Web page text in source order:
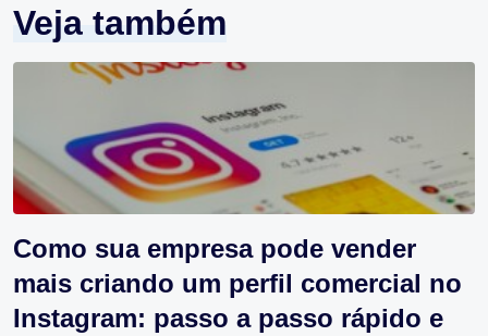
Veja também
Como sua empresa pode vender
mais criando um perfil comercial no
Instagram: passo a passo rápido e